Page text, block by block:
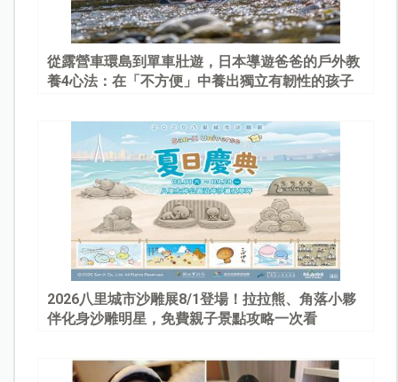
從露營車環島到單車壯遊，日本導遊爸爸的戶外教
養4心法：在「不方便」中養出獨立有韌性的孩子
2026八里城市沙雕展8/1登場！拉拉熊、角落小夥
伴化身沙雕明星，免費親子景點攻略一次看